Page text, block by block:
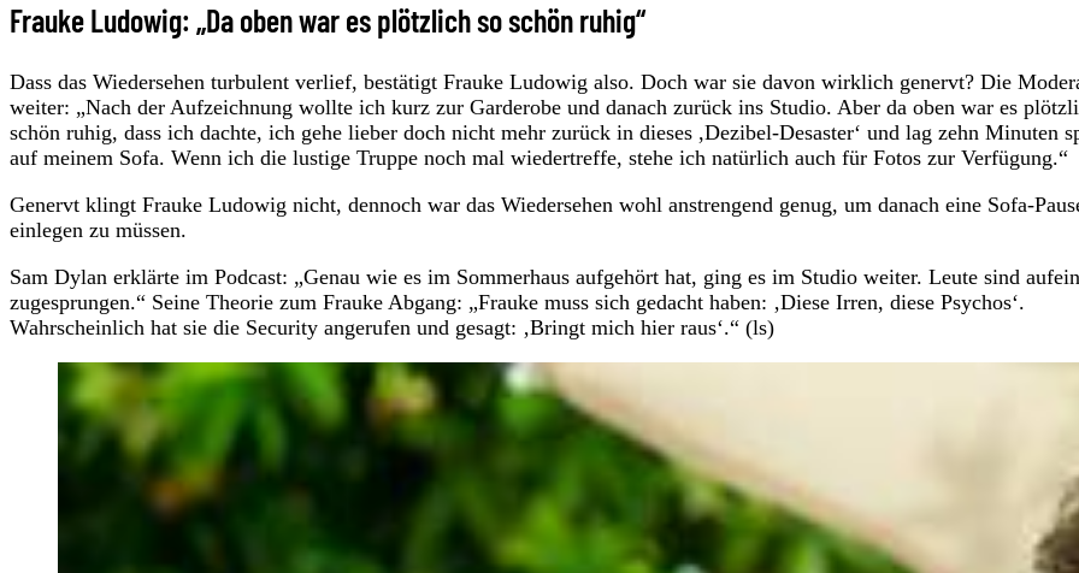
Frauke Ludowig: „Da oben war es plötzlich so schön ruhig“
Dass das Wiedersehen turbulent verlief, bestätigt Frauke Ludowig also. Doch war sie davon wirklich genervt? Die
weiter: „Nach der Aufzeichnung wollte ich kurz zur Garderobe und danach zurück ins Studio. Aber da oben war es
schön ruhig, dass ich dachte, ich gehe lieber doch nicht mehr zurück in dieses ,Dezibel-Desaster‘ und lag zehn Minuten
auf meinem Sofa. Wenn ich die lustige Truppe noch mal wiedertreffe, stehe ich natürlich auch für Fotos zur Verfügung.“
Genervt klingt Frauke Ludowig nicht, dennoch war das Wiedersehen wohl anstrengend genug, um danach eine Sofa-
einlegen zu müssen.
Sam Dylan erklärte im Podcast: „Genau wie es im Sommerhaus aufgehört hat, ging es im Studio weiter. Leute sind
zugesprungen.“ Seine Theorie zum Frauke Abgang: „Frauke muss sich gedacht haben: ‚Diese Irren, diese Psychos‘.
Wahrscheinlich hat sie die Security angerufen und gesagt: ‚Bringt mich hier raus‘.“ (ls)